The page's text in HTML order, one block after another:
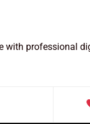
with professional